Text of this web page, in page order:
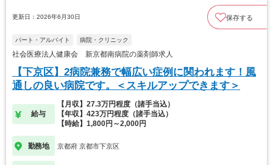
更新日：2026年6月30日 保存する
パート・アルバイト 病院・クリニック
社会医療法人健康会 新京都南病院の薬剤師求人
【下京区】2病院兼務で幅広い症例に関われます！風
通しの良い病院です。＜スキルアップできます＞
給与
【月収】27.3万円程度（諸手当込）
【年収】423万円程度（諸手当込）
【時給】1,800円～2,000円
勤務地 京都府 京都市下京区